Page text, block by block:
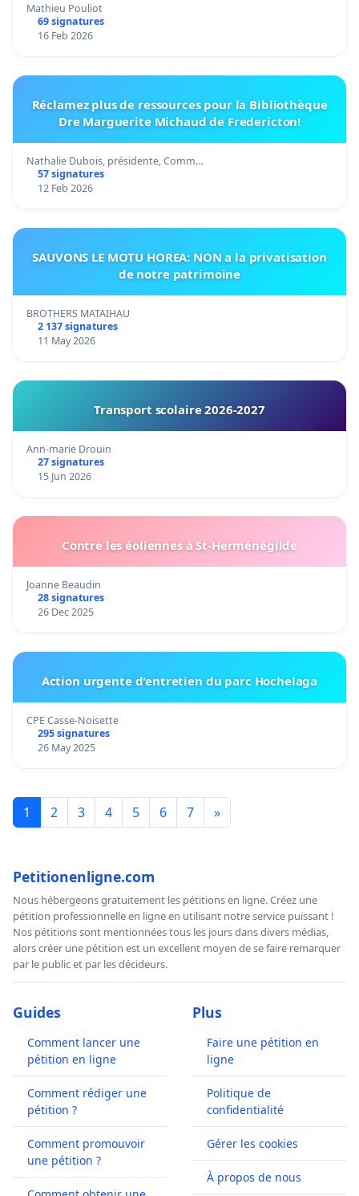
Mathieu Pouliot
69 signatures
16 Feb 2026
Réclamez plus de ressources pour la Bibliothèque
Dre Marguerite Michaud de Fredericton!
Nathalie Dubois, présidente, Comm…
57 signatures
12 Feb 2026
SAUVONS LE MOTU HOREA: NON a la privatisation
de notre patrimoine
BROTHERS MATAIHAU
2 137 signatures
11 May 2026
Transport scolaire 2026-2027
Ann-marie Drouin
27 signatures
15 Jun 2026
Contre les éoliennes à St-Herménégilde
Joanne Beaudin
28 signatures
26 Dec 2025
Action urgente d'entretien du parc Hochelaga
CPE Casse-Noisette
295 signatures
26 May 2025
1 2 3 4 5 6 7 »
Petitionenligne.com
Nous hébergeons gratuitement les pétitions en ligne. Créez une
pétition professionnelle en ligne en utilisant notre service puissant !
Nos pétitions sont mentionnées tous les jours dans divers médias,
alors créer une pétition est un excellent moyen de se faire remarquer
par le public et par les décideurs.
Guides
Comment lancer une
pétition en ligne
Comment rédiger une
pétition ?
Comment promouvoir
une pétition ?
Plus
Faire une pétition en
ligne
Politique de
confidentialité
Gérer les cookies
À propos de nous